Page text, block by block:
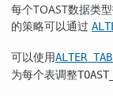
每个TOAST数据类
的策略可以通过
可以使用ALTER
为每个表调整